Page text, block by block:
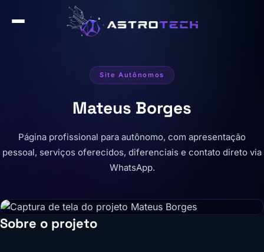
Site Autônomos
Mateus Borges
Página profissional para autônomo, com apresentação
pessoal, serviços oferecidos, diferenciais e contato direto via
WhatsApp.
Sobre o projeto